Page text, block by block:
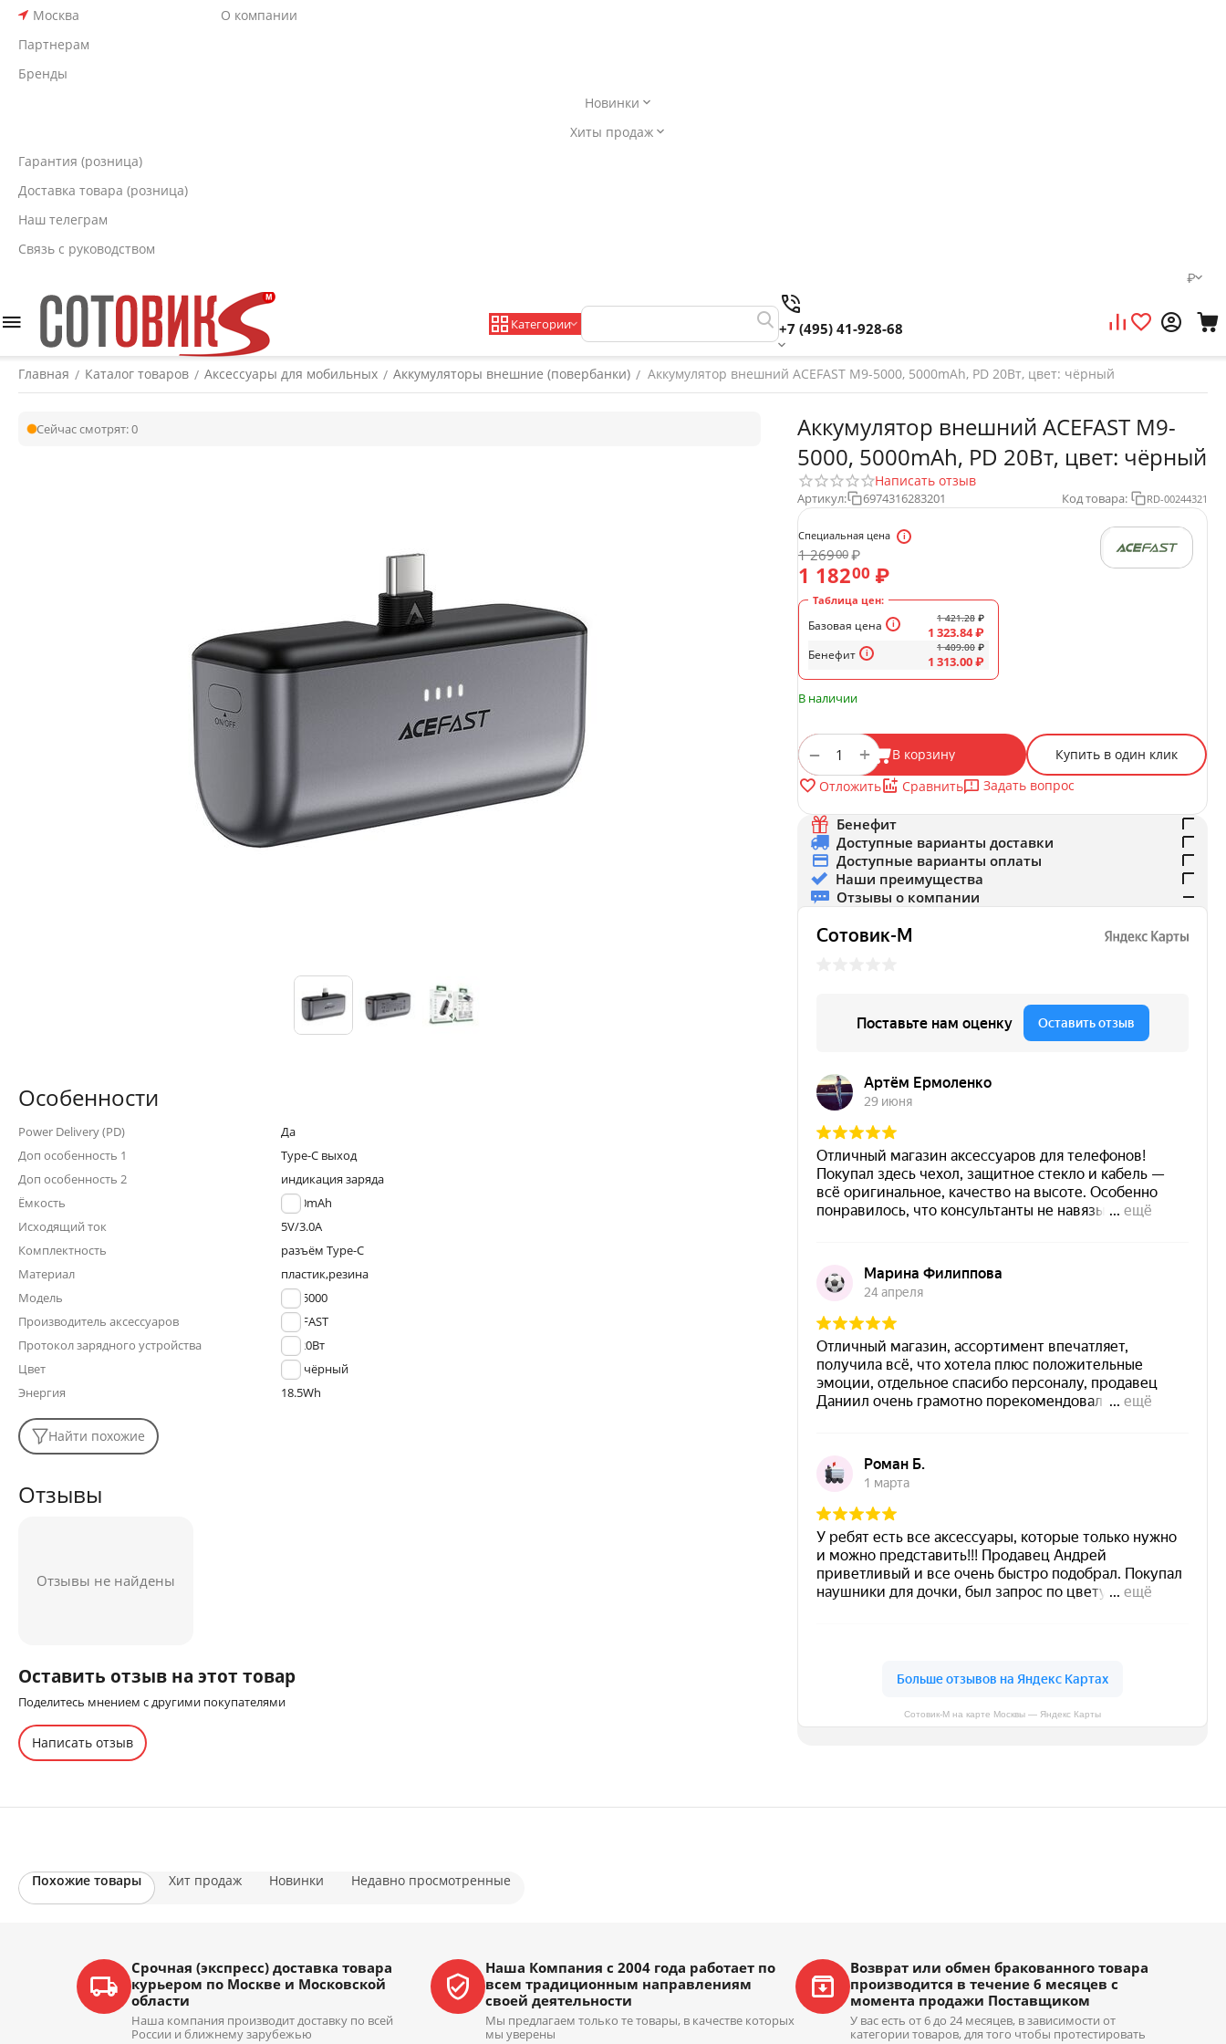
Москва
О компании
Партнерам
Бренды
Новинки
Хиты продаж
Гарантия (розница)
Доставка товара (розница)
Наш телеграм
Связь с руководством
₽
Категории +7 (495) 41-928-68
Главная / Каталог товаров / Аксессуары для мобильных / Аккумуляторы внешние (повербанки) / Аккумулятор внешний ACEFAST M9-5000, 5000mAh, PD 20Вт, цвет: чёрный
Сейчас смотрят:0
Аккумулятор внешний ACEFAST M9-
5000, 5000mAh, PD 20Вт, цвет: чёрный
Написать отзыв
Артикул: 6974316283201 Код товара: RD-00244321
Специальная цена
1 26900₽
1 18200 ₽
Таблица цен:
Базовая цена
Бенефит
1 421.28 ₽
1 323.84₽
1 409.00 ₽
1 313.00₽
В наличии
+
− В корзину
Купить в один клик
Отложить
Сравнить Задать вопрос
Бенефит
Доступные варианты доставки
Доступные варианты оплаты
Наши преимущества
Отзывы о компании
Сотовик-М на карте Москвы — Яндекс Карты
Особенности
Power Delivery (PD)
Да
Доп особенность 1
Type-C выход
Доп особенность 2
индикация заряда
Ёмкость
5000mAh
Исходящий ток
5V/3.0A
Комплектность
разъём Type-C
Материал
пластик,резина
Модель
M9-5000
Производитель аксессуаров
ACEFAST
Протокол зарядного устройства
PD 20Вт
Цвет
чёрный
Энергия
18.5Wh
Найти похожие
Отзывы
Отзывы не найдены
Оставить отзыв на этот товар
Поделитесь мнением с другими покупателями
Написать отзыв
Похожие товары Хит продаж Новинки Недавно просмотренные
Срочная (экспресс) доставка товара
курьером по Москве и Московской
области
Наша компания производит доставку по всей
России и ближнему зарубежью
Наша Компания с 2004 года работает по
всем традиционным направлениям
своей деятельности
Мы предлагаем только те товары, в качестве которых
мы уверены
Возврат или обмен бракованного товара
производится в течение 6 месяцев с
момента продажи Поставщиком
У вас есть от 6 до 24 месяцев, в зависимости от
категории товаров, для того чтобы протестировать